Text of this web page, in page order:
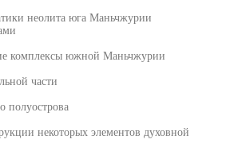
неолита юга Маньчжурии
комплексы южной Маньчжурии
части
полуострова
некоторых элементов духовной